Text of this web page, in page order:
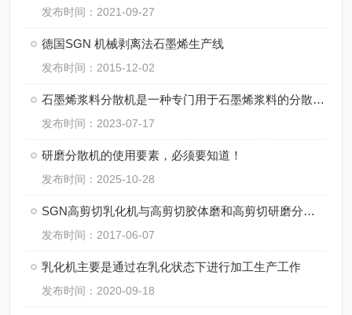
发布时间：2021-09-27
德国SGN 机械剥离法石墨烯生产线
发布时间：2015-12-02
石墨烯浆料分散机是一种专门用于石墨烯浆料的分散和均匀化处理的设备
发布时间：2023-07-17
研磨分散机的使用要素，必须要知道！
发布时间：2025-10-28
SGN高剪切乳化机与高剪切胶体磨和高剪切研磨分散机的区别
发布时间：2017-06-07
乳化机主要是通过在乳化状态下进行加工生产工作
发布时间：2020-09-18